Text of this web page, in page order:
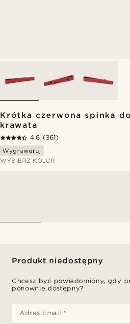
Krótka czerwona spinka do
krawata
4.6 (361)
Wygraweruj
WYBIERZ KOLOR
Produkt niedostępny
Chcesz być powiadomiony, gdy
ponownie dostępny?
Adres Email *